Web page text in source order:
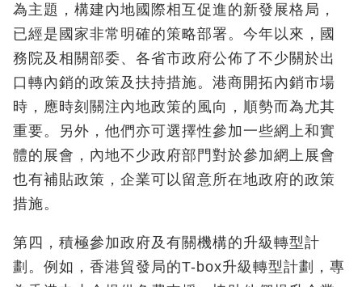
為主題，構建內地國際相互促進的新發展格局，
已經是國家非常明確的策略部署。今年以來，國
務院及相關部委、各省市政府公佈了不少關於出
口轉內銷的政策及扶持措施。港商開拓內銷市場
時，應時刻關注內地政策的風向，順勢而為尤其
重要。另外，他們亦可選擇性參加一些網上和實
體的展會，內地不少政府部門對於參加網上展會
也有補貼政策，企業可以留意所在地政府的政策
措施。
第四，積極參加政府及有關機構的升級轉型計
劃。例如，香港貿發局的T-box升級轉型計劃，專